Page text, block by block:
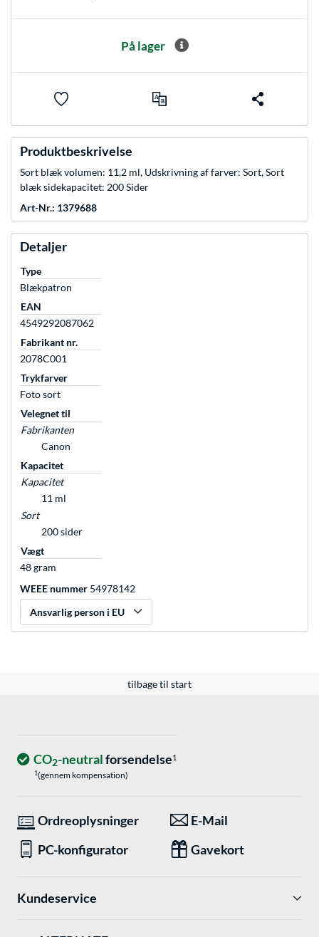
På lager
Produktbeskrivelse
Sort blæk volumen: 11,2 ml, Udskrivning af farver: Sort, Sort
blæk sidekapacitet: 200 Sider
Art-Nr.: 1379688
Detaljer
Type
Blækpatron
EAN
4549292087062
Fabrikant nr.
2078C001
Trykfarver
Foto sort
Velegnet til
Fabrikanten
Canon
Kapacitet
Kapacitet
11 ml
Sort
200 sider
Vægt
48 gram
WEEE nummer 54978142
Ansvarlig person i EU
tilbage til start
CO2-neutralforsendelse1
1(gennem kompensation)
Ordreoplysninger
E-Mail
PC-konfigurator
Gavekort
Kundeservice